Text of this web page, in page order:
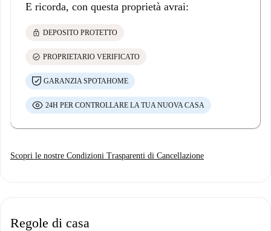
E ricorda, con questa proprietà avrai:
lock DEPOSITO PROTETTO
check_circle PROPRIETARIO VERIFICATO
GARANZIA SPOTAHOME
24H PER CONTROLLARE LA TUA NUOVA CASA
Scopri le nostre Condizioni Trasparenti di Cancellazione
Regole di casa